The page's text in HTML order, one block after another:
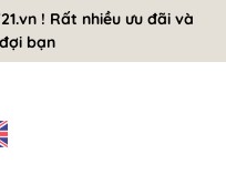
! Rất nhiều ưu đãi và
bạn